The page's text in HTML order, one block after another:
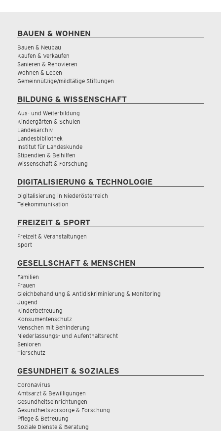
BAUEN & WOHNEN
Bauen & Neubau
Kaufen & Verkaufen
Sanieren & Renovieren
Wohnen & Leben
Gemeinnützige/mildtätige Stiftungen
BILDUNG & WISSENSCHAFT
Aus- und Weiterbildung
Kindergärten & Schulen
Landesarchiv
Landesbibliothek
Institut für Landeskunde
Stipendien & Beihilfen
Wissenschaft & Forschung
DIGITALISIERUNG & TECHNOLOGIE
Digitalisierung in Niederösterreich
Telekommunikation
FREIZEIT & SPORT
Freizeit & Veranstaltungen
Sport
GESELLSCHAFT & MENSCHEN
Familien
Frauen
Gleichbehandlung & Antidiskriminierung & Monitoring
Jugend
Kinderbetreuung
Konsumentenschutz
Menschen mit Behinderung
Niederlassungs- und Aufenthaltsrecht
Senioren
Tierschutz
GESUNDHEIT & SOZIALES
Coronavirus
Amtsarzt & Bewilligungen
Gesundheitseinrichtungen
Gesundheitsvorsorge & Forschung
Pflege & Betreuung
Soziale Dienste & Beratung